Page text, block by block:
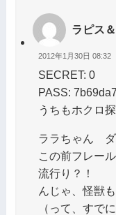
ラピス
2012年1月30日 08:32
SECRET: 0
PASS:
うちもホクロ
ララちゃん ダ
この前フレー
流行り？！
んじゃ、怪獣
（って、すで